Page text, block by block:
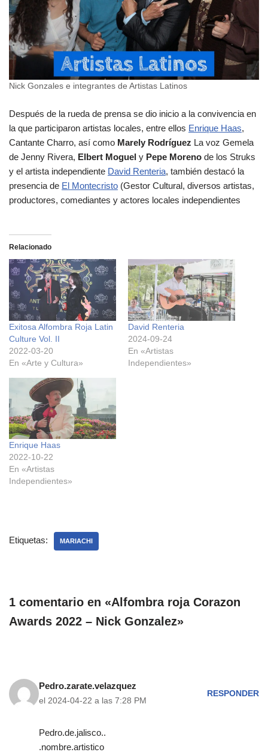
Nick Gonzales e integrantes de Artistas Latinos
Después de la rueda de prensa se dio inicio a la convivencia en
la que participaron artistas locales, entre ellos Enrique Haas,
Cantante Charro, así como Marely Rodríguez La voz Gemela
de Jenny Rivera, Elbert Moguel y Pepe Moreno de los Struks
y el artista independiente David Renteria, también destacó la
presencia de El Montecristo (Gestor Cultural, diversos artistas,
productores, comediantes y actores locales independientes
Relacionado
Exitosa Alfombra Roja Latin
Culture Vol. II
2022-03-20
En «Arte y Cultura»
David Renteria
2024-09-24
En «Artistas
Independientes»
Enrique Haas
2022-10-22
En «Artistas
Independientes»
Etiquetas: MARIACHI
1 comentario en «Alfombra roja Corazon
Awards 2022 – Nick Gonzalez»
Pedro.zarate.velazquez
el 2024-04-22 a las 7:28 PM
RESPONDER
Pedro.de.jalisco..
.nombre.artistico